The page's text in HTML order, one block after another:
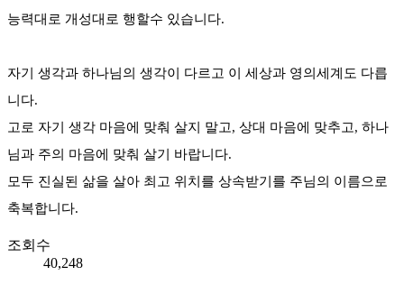
능력대로 개성대로 행할수 있습니다.
자기 생각과 하나님의 생각이 다르고 이 세상과 영의세계도 다릅
니다.
고로 자기 생각 마음에 맞춰 살지 말고, 상대 마음에 맞추고, 하나
님과 주의 마음에 맞춰 살기 바랍니다.
모두 진실된 삶을 살아 최고 위치를 상속받기를 주님의 이름으로
축복합니다.
조회수
40,248